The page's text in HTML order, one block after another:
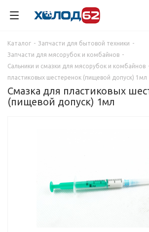
Каталог - Запчасти для бытовой техники -
Запчасти для мясорубок и комбайнов -
Сальники и смазки для мясорубок и комбайнов
пластиковых шестеренок (пищевой допуск) 1мл
Смазка для пластиковых
(пищевой допуск) 1мл